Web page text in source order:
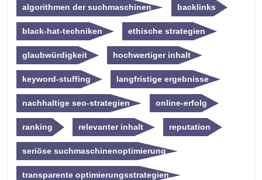
algorithmen der suchmaschinen backlinks
black-hat-techniken ethische strategien
glaubwürdigkeit hochwertiger inhalt
keyword-stuffing langfristige ergebnisse
nachhaltige seo-strategien online-erfolg
ranking relevanter inhalt reputation
seriöse suchmaschinenoptimierung
transparente optimierungsstrategien